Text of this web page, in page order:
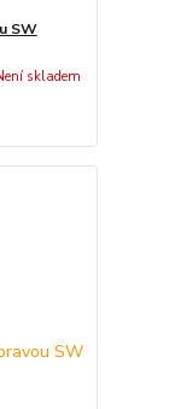
SW
skladem